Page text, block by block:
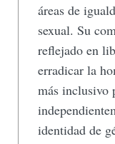
áreas de
sexual. Su
reflejado en
erradicar la
más inclusivo
identidad de